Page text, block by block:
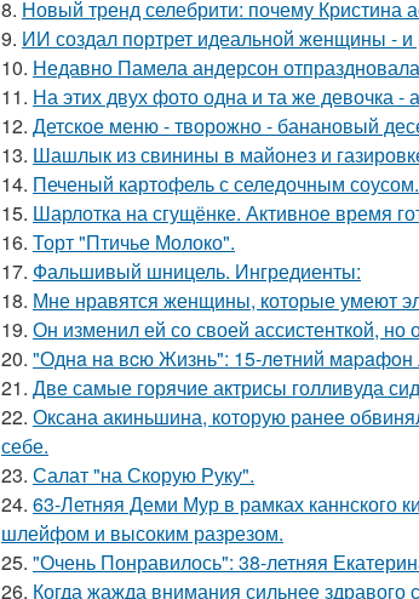
8. Новый тренд селебрити: почему Кристина
9. ИИ создал портрет идеальной женщины - и
10. Недавно Памела андерсон
11. На этих двух фото одна и та же девочка -
12. Детское меню - творожно - банановый
13. Шашлык из свинины в майонез и
14. Печеный картофель с селедочным соусом.
15. Шарлотка на сгущёнке. Активное время
16. Торт "Птичье Молоко".
17. Фальшивый шницель. Ингредиенты:
18. Мне нравятся женщины, которые умеют
19. Он изменил ей со своей ассистенткой, но
20. "Однa нa вcю Жизнь": 15-лeтний
21. Две самые горячие актрисы голливуда
22. Оксана акиньшина, которую ранее
себе.
23. Салат "на Скорую Руку".
24. 63-Летняя Деми Мур в рамках каннского
шлейфом и высоким разрезом.
25. "Очень Понравилось": 38-летняя
26. Когда жажда внимания сильнее здравого